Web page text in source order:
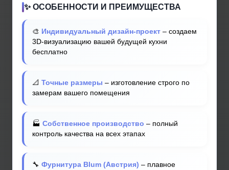
✨ ОСОБЕННОСТИ И ПРЕИМУЩЕСТВА
🎨 Индивидуальный дизайн-проект – создаем
3D-визуализацию вашей будущей кухни
бесплатно
📐 Точные размеры – изготовление строго по
замерам вашего помещения
🏭 Собственное производство – полный
контроль качества на всех этапах
🔧 Фурнитура Blum (Австрия) – плавное